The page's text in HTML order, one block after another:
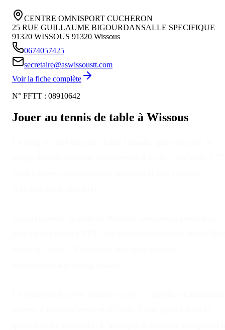
CENTRE OMNISPORT CUCHERON
25 RUE GUILLAUME BIGOURDANSALLE SPECIFIQUE
91320 WISSOUS 91320 Wissous
0674057425
secretaire@aswissoustt.com
Voir la fiche complète
N° FFTT : 08910642
Jouer au tennis de table à Wissous